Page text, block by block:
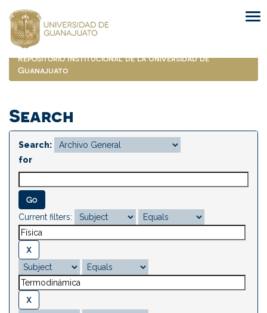
navigation
Repositorio Institucional de la Universidad de
Guanajuato
Search
Search:
for
Current filters: